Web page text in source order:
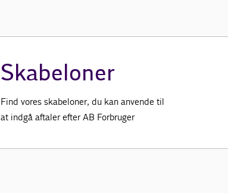
Skabeloner
Find vores skabeloner, du kan anvende til
at indgå aftaler efter AB Forbruger